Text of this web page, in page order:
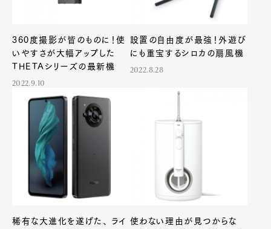
360度撮影が皆のものに！使
いやすさが大幅アップした
THETAシリーズの最新機
2022.9.10
設置の自由度が最強！外遊び
にも重宝するシロカの扇風機
2022.8.28
稀有な大進化を遂げた、 ライ
使わない理由が見つからな